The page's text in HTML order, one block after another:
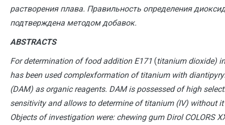
растворения плава. Правильность определения
подтверждена методом добавок.
ABSTRACTS
For determination of food addition Е171 (titanium dioxide)
has been used complexformation of titanium with
(DAM) as organic reagents. DAM is possessed of high
sensitivity and allows to determine of titanium (IV) without
Objects of investigation were: chewing gum Dirol COLORS